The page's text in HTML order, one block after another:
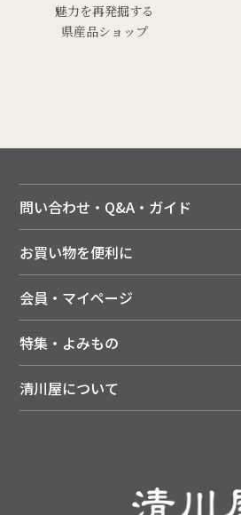
魅力を再発掘する
県産品ショップ
問い合わせ・Q&A・ガイド
ご利用ガイド
領収書について
送料について
配達日について
返品について
よくあるご質問（FAQ）
お買い物を便利に
季節のカタログを無料でお届け
店舗・ECポイント共通アプリ
LINEお友だち登録
会員・マイページ
会員特典について
注文履歴
特集・よみもの
メディア掲載商品
清川屋のレビューを見る
清川屋について